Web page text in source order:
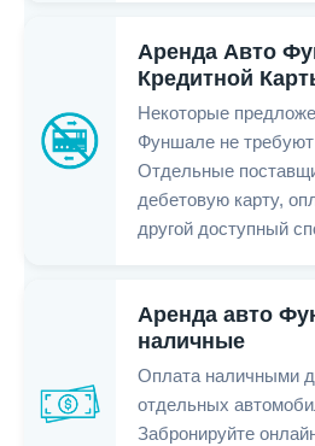
Аренда Авто
Кредитной
Некоторые
Фуншале не требуют
Отдельные
дебетовую карту,
другой доступный
Аренда авто
наличные
Оплата наличными
отдельных
Забронируйте